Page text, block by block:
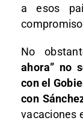
a esos
No
ahora” no
con el
con
vacaciones